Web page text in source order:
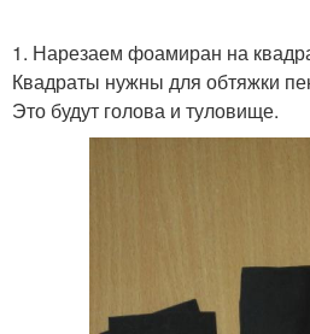
1. Нарезаем фоамиран на
Квадраты нужны для обтяжки
Это будут голова и туловище.